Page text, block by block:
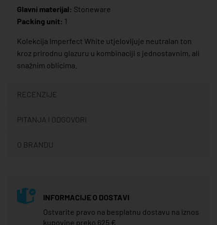
Glavni materijal: Stoneware
Packing unit: 1
Kolekcija Imperfect White utjelovljuje neutralan ton
kroz prirodnu glazuru u kombinaciji s jednostavnim, ali
snažnim oblicima.
RECENZIJE
PITANJA I ODGOVORI
O BRANDU
INFORMACIJE O DOSTAVI
Ostvarite pravo na besplatnu dostavu na iznos
kupovine preko 625 €